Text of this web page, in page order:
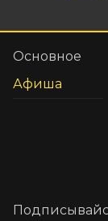
Основное
Афиша